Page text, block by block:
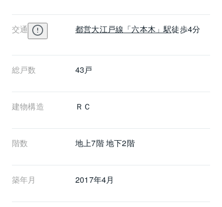
に生活できるように配慮された構造となっています。
交通 都営大江戸線 「六本木」駅徒歩4分
総戸数 43戸
建物構造 ＲＣ
階数 地上7階 地下2階
築年月 2017年4月